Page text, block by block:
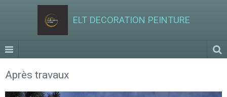
ELT DECORATION PEINTURE
Après travaux